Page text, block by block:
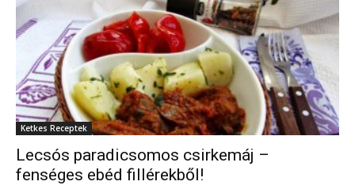
Ketkes Receptek
Lecsós paradicsomos csirkemáj –
fenséges ebéd fillérekből!